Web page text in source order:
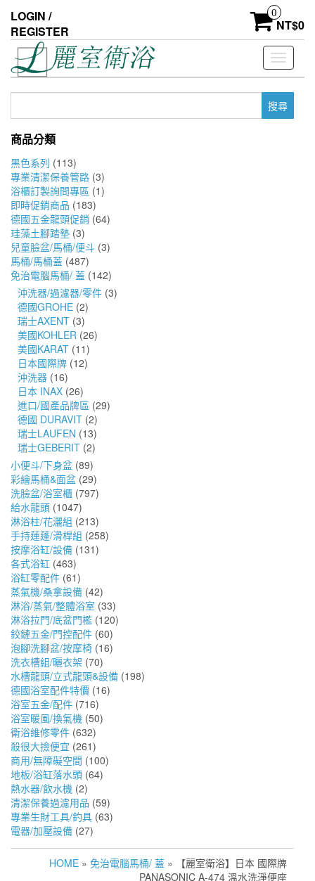
the
content
LOGIN /
REGISTER
0
NT$0
Toggle
鍵
商品分類
黑色系列 (113)
專業清潔保養管路 (3)
浴櫃訂製詢問專區 (1)
即時促銷商品 (183)
德國五金龍頭促銷 (64)
珪藻土腳踏墊 (3)
兒童臉盆/馬桶/便斗 (3)
馬桶/馬桶蓋 (487)
免治電腦馬桶/ 蓋 (142)
沖洗器/過濾器/零件 (3)
德國GROHE (2)
瑞士AXENT (3)
美國KOHLER (26)
美國KARAT (11)
日本國際牌 (12)
沖洗器 (16)
日本 INAX (26)
進口/國產品牌區 (29)
德國 DURAVIT (2)
瑞士LAUFEN (13)
瑞士GEBERIT (2)
小便斗/下身盆 (89)
彩繪馬桶&面盆 (29)
洗臉盆/浴室櫃 (797)
給水龍頭 (1047)
淋浴柱/花灑組 (213)
手持蓮蓬/滑桿組 (258)
按摩浴缸/設備 (131)
各式浴缸 (463)
浴缸零配件 (61)
蒸氣機/桑拿設備 (42)
淋浴/蒸氣/整體浴室 (33)
淋浴拉門/底盆門檻 (120)
鉸鏈五金/門控配件 (60)
泡腳洗腳盆/按摩椅 (16)
洗衣槽組/曬衣架 (70)
水槽龍頭/立式龍頭&設備 (198)
德國浴室配件特價 (16)
浴室五金/配件 (716)
浴室暖風/換氣機 (50)
衛浴維修零件 (632)
殺很大撿便宜 (261)
商用/無障礙空間 (100)
地板/浴缸落水頭 (64)
熱水器/飲水機 (2)
清潔保養過濾用品 (59)
專業生財工具/釣具 (63)
電器/加壓設備 (27)
HOME » 免治電腦馬桶/ 蓋 » 【麗室衛浴】日本 國際牌
PANASONIC A-474 溫水洗淨便座